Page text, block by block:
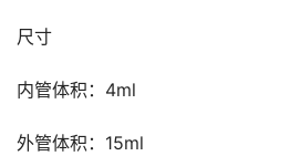
尺寸
内管体积：4ml
外管体积：15ml